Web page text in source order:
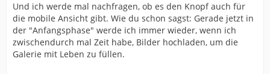
Und ich werde mal nachfragen, ob es den Knopf auch für
die mobile Ansicht gibt. Wie du schon sagst: Gerade jetzt in
der "Anfangsphase" werde ich immer wieder, wenn ich
zwischendurch mal Zeit habe, Bilder hochladen, um die
Galerie mit Leben zu füllen.